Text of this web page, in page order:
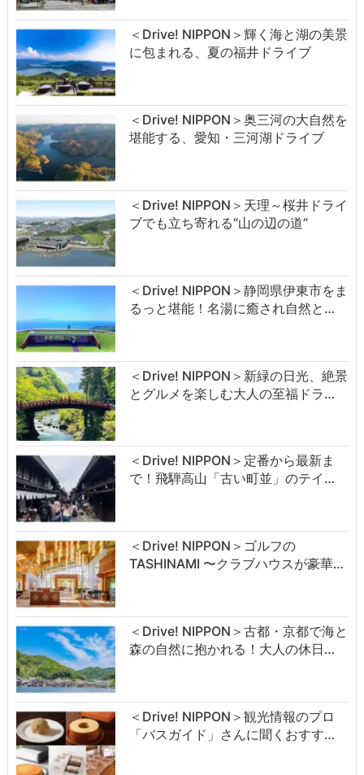
＜Drive! NIPPON＞輝く海と湖の美景
に包まれる、夏の福井ドライブ
＜Drive! NIPPON＞奥三河の大自然を
堪能する、愛知・三河湖ドライブ
＜Drive! NIPPON＞天理～桜井ドライ
ブでも立ち寄れる“山の辺の道”
＜Drive! NIPPON＞静岡県伊東市をま
るっと堪能！名湯に癒され自然と…
＜Drive! NIPPON＞新緑の日光、絶景
とグルメを楽しむ大人の至福ドラ…
＜Drive! NIPPON＞定番から最新ま
で！飛騨高山「古い町並」のテイ…
＜Drive! NIPPON＞ゴルフの
TASHINAMI 〜クラブハウスが豪華…
＜Drive! NIPPON＞古都・京都で海と
森の自然に抱かれる！大人の休日…
＜Drive! NIPPON＞観光情報のプロ
「バスガイド」さんに聞くおすす…